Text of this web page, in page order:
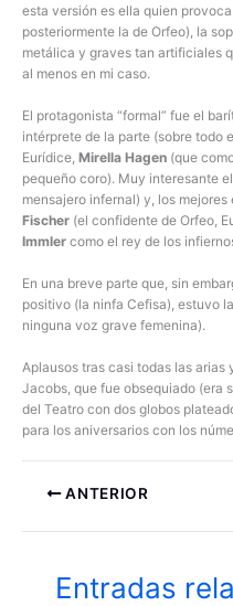
esta versión es ella quien
posteriormente la de Orfeo), la
metálica y graves tan artificiales
al menos en mi caso.
El protagonista “formal” fue el
intérprete de la parte (sobre todo
Eurídice, Mirella Hagen (que
pequeño coro). Muy interesante
mensajero infernal) y, los
Fischer (el confidente de Orfeo,
Immler como el rey de los
En una breve parte que, sin
positivo (la ninfa Cefisa), estuvo
ninguna voz grave femenina).
Aplausos tras casi todas las
Jacobs, que fue obsequiado (era
del Teatro con dos globos
para los aniversarios con los
ANTERIOR
Entradas